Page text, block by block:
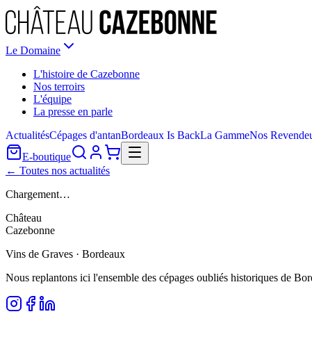
Le Domaine
L'histoire de Cazebonne
Nos terroirs
L'équipe
La presse en parle
ActualitésCépages d'antanBordeaux Is BackLa GammeNos
E-boutique
← Toutes nos actualités
Chargement…
Château
Cazebonne
Vins de Graves · Bordeaux
Nous replantons ici l'ensemble des cépages oubliés historiques de